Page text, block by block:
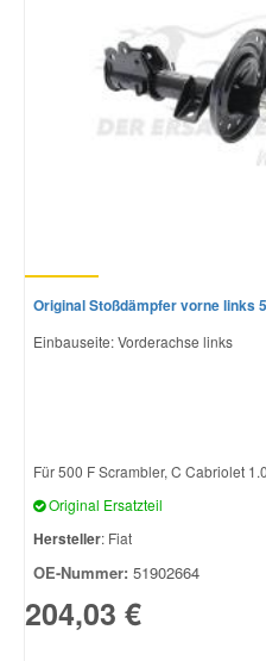
Original Stoßdämpfer vorne links
Einbauseite: Vorderachse links
Für 500 F Scrambler, C Cabriolet
Original Ersatzteil
Hersteller: Fiat
OE-Nummer: 51902664
204,03 €